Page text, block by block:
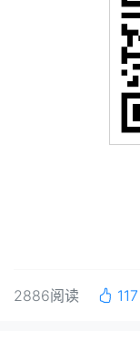
2886阅读 117